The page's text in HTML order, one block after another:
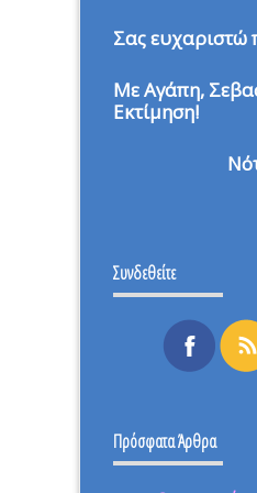
Σας ευχαριστώ
Με Αγάπη,
Εκτίμηση!
Συνδεθείτε
Πρόσφατα Άρθρα